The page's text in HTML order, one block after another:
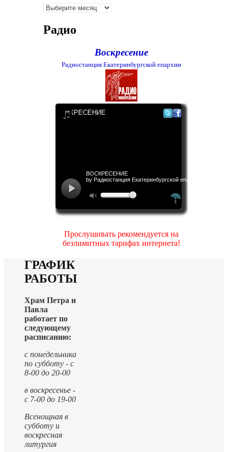
Архивы
Радио
Воскресение
Радиостанция Екатеринбургской епархии
Прослушивать рекомендуется на
безлимитных тарифах интернета!
ГРАФИК
РАБОТЫ
Храм Петра и
Павла
работает по
следующему
расписанию:
с понедельника
по субботу - с
8-00 до 20-00
в воскресенье -
с 7-00 до 19-00
Всенощная в
субботу и
воскресная
литургия